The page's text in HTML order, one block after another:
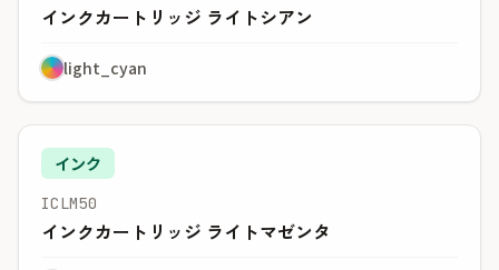
インクカートリッジ ライトシアン
light_cyan
インク
ICLM50
インクカートリッジ ライトマゼンタ